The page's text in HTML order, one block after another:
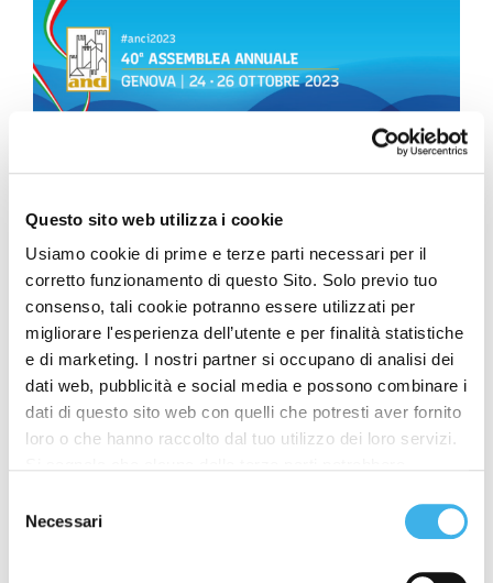
Questo sito web utilizza i cookie
Usiamo cookie di prime e terze parti necessari per il
corretto funzionamento di questo Sito. Solo previo tuo
consenso, tali cookie potranno essere utilizzati per
migliorare l'esperienza dell’utente e per finalità statistiche
e di marketing. I nostri partner si occupano di analisi dei
dati web, pubblicità e social media e possono combinare i
dati di questo sito web con quelli che potresti aver fornito
loro o che hanno raccolto dal tuo utilizzo dei loro servizi.
installati sul Sito in Paesi siti al di fuori del SEE, che
potrebbero non fornire un adeguato livello di protezione ai
sensi del GDPR, pertanto, prima di fornire il proprio
delNecessari
delle torri nel fornire servizi di connettività, tra